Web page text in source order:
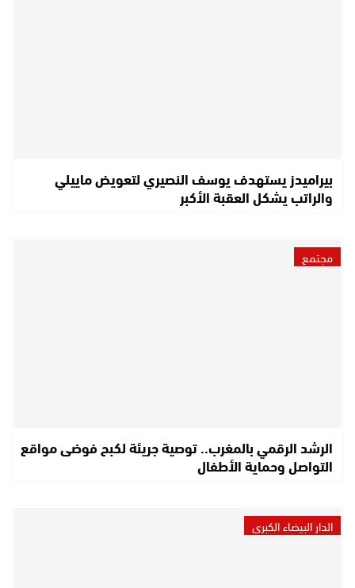
بيراميدز يستهدف يوسف النصيري لتعويض ماييلي
والراتب يشكل العقبة الأكبر
مجتمع
الرشد الرقمي بالمغرب.. توصية جريئة لكبح فوضى مواقع
التواصل وحماية الأطفال
الدار البيضاء الكبرى